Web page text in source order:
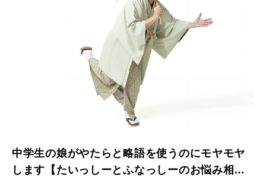
中学生の娘がやたらと略語を使うのにモヤモヤ
します【たいっしーとふなっしーのお悩み相談